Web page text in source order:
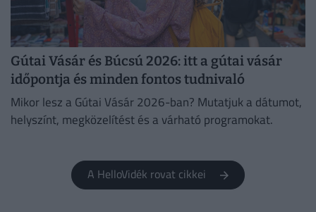
Gútai Vásár és Búcsú 2026: itt a gútai vásár
időpontja és minden fontos tudnivaló
Mikor lesz a Gútai Vásár 2026-ban? Mutatjuk a dátumot,
helyszínt, megközelítést és a várható programokat.
A HelloVidék rovat cikkei